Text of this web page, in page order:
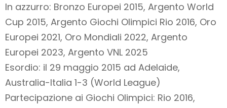
In azzurro: Bronzo Europei 2015, Argento World
Cup 2015, Argento Giochi Olimpici Rio 2016, Oro
Europei 2021, Oro Mondiali 2022, Argento
Europei 2023, Argento VNL 2025
Esordio: il 29 maggio 2015 ad Adelaide,
Australia-Italia 1-3 (World League)
Partecipazione ai Giochi Olimpici: Rio 2016,